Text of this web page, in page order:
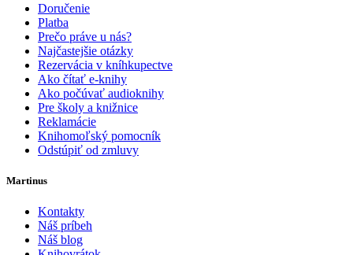
Doručenie
Platba
Prečo práve u nás?
Najčastejšie otázky
Rezervácia v kníhkupectve
Ako čítať e-knihy
Ako počúvať audioknihy
Pre školy a knižnice
Reklamácie
Knihomoľský pomocník
Odstúpiť od zmluvy
Martinus
Kontakty
Náš príbeh
Náš blog